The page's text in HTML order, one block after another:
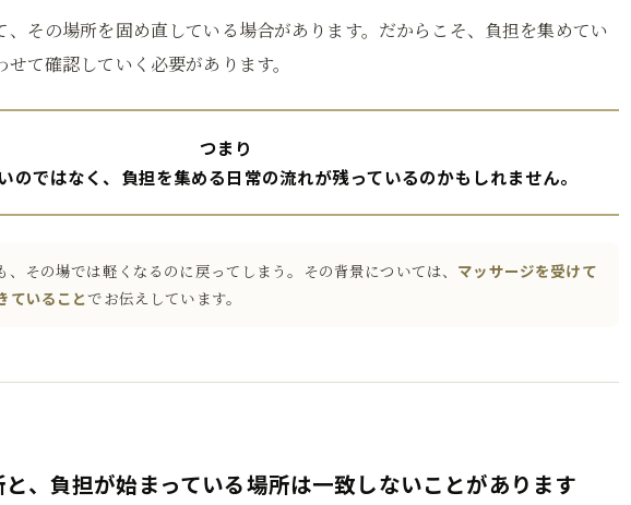
、その場所を固め直している場合があります。だからこそ、負担を集めてい
て確認していく必要があります。
つまり
のではなく、負担を集める日常の流れが残っているのかもしれません。
、その場では軽くなるのに戻ってしまう。その背景については、 マッサージを受けて
ていることでお伝えしています。
、負担が始まっている場所は一致しないことがあります